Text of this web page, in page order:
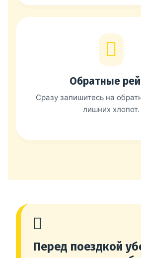
Обратные
Сразу запишитесь на
лишних хлопот.
Перед поездкой